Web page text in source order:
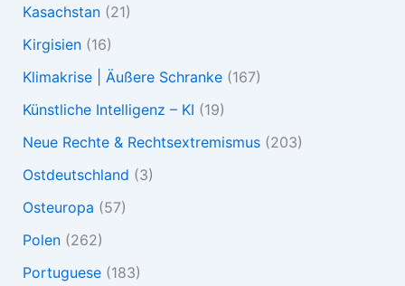
Kasachstan(21)
Kirgisien(16)
Klimakrise | Äußere Schranke(167)
Künstliche Intelligenz – KI (19)
Neue Rechte & Rechtsextremismus(203)
Ostdeutschland (3)
Osteuropa (57)
Polen(262)
Portuguese(183)